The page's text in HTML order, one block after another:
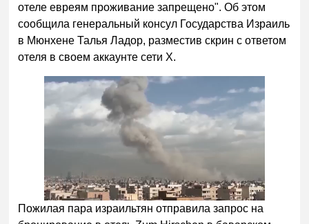
отеле евреям проживание запрещено". Об этом
сообщила генеральный консул Государства Израиль
в Мюнхене Талья Ладор, разместив скрин с ответом
отеля в своем аккаунте сети X.
Пожилая пара израильтян отправила запрос на